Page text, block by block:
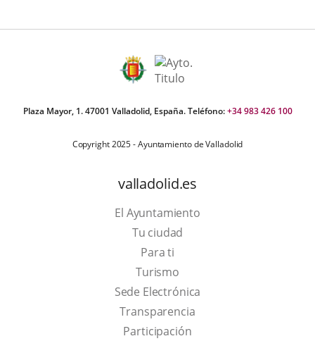
Plaza Mayor, 1. 47001 Valladolid, España. Teléfono:+34 983 426 100
Copyright 2025 - Ayuntamiento de Valladolid
valladolid.es
El Ayuntamiento
Tu ciudad
Para ti
TurismoThis
link
will
open
Sede Electrónica
Transparencia
Participación